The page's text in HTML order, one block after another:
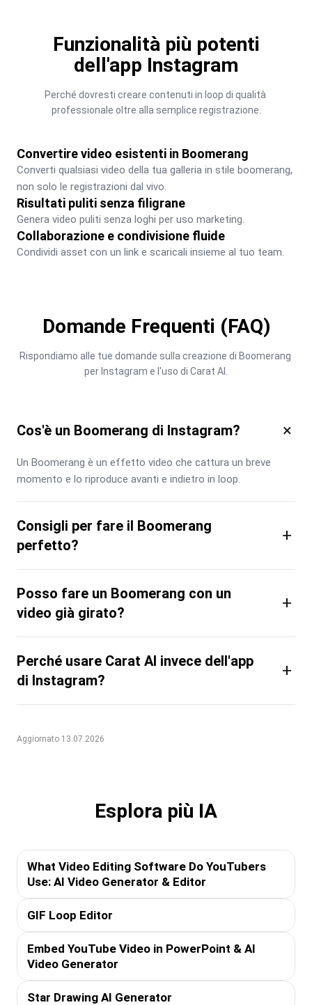
Funzionalità più potenti
dell'app Instagram
Perché dovresti creare contenuti in loop di qualità
professionale oltre alla semplice registrazione.
Convertire video esistenti in Boomerang
Converti qualsiasi video della tua galleria in stile boomerang,
non solo le registrazioni dal vivo.
Risultati puliti senza filigrane
Genera video puliti senza loghi per uso marketing.
Collaborazione e condivisione fluide
Condividi asset con un link e scaricali insieme al tuo team.
Domande Frequenti (FAQ)
Rispondiamo alle tue domande sulla creazione di Boomerang
per Instagram e l'uso di Carat AI.
Cos'è un Boomerang di Instagram? ×
Un Boomerang è un effetto video che cattura un breve
momento e lo riproduce avanti e indietro in loop.
Consigli per fare il Boomerang
perfetto?
+
Posso fare un Boomerang con un
video già girato?
+
Perché usare Carat AI invece dell'app
di Instagram?
+
Aggiornato 13.07.2026
Esplora più IA
What Video Editing Software Do YouTubers
Use: AI Video Generator & Editor
GIF Loop Editor
Embed YouTube Video in PowerPoint & AI
Video Generator
Star Drawing AI Generator